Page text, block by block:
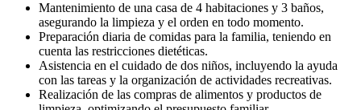
Mantenimiento de una casa de 4 habitaciones y 3 baños,
asegurando la limpieza y el orden en todo momento.
Preparación diaria de comidas para la familia, teniendo en
cuenta las restricciones dietéticas.
Asistencia en el cuidado de dos niños, incluyendo la ayuda
con las tareas y la organización de actividades recreativas.
Realización de las compras de alimentos y productos de